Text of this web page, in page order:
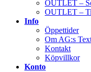
OUTLET –
OUTLET –
Info
Öppettider
Om AG:s
Kontakt
Köpvillkor
Konto